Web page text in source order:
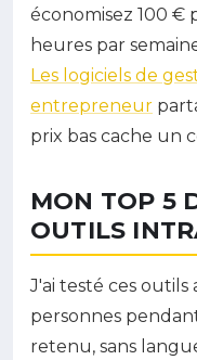
économisez 100 €
heures par
Les logiciels de
entrepreneur
prix bas cache un
MON TOP 5
OUTILS
J'ai testé ces
personnes
retenu, sans